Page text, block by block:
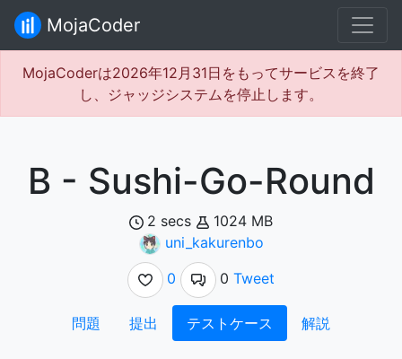
MojaCoder
MojaCoderは2026年12月31日をもってサービスを終了
し、ジャッジシステムを停止します。
B - Sushi-Go-Round
2 secs
1024 MB
uni_kakurenbo
0
0 Tweet
問題 提出 テストケース 解説